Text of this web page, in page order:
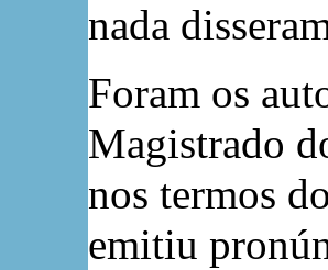
nada
Foram os
Magistrado
nos termos
emitiu